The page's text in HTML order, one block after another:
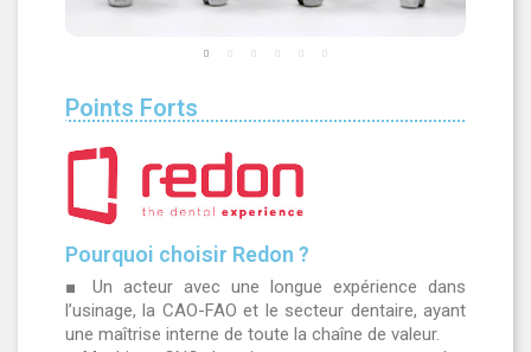
Points Forts
Pourquoi choisir Redon ?
■ Un acteur avec une longue expérience dans
l’usinage, la CAO-FAO et le secteur dentaire, ayant
une maîtrise interne de toute la chaîne de valeur.